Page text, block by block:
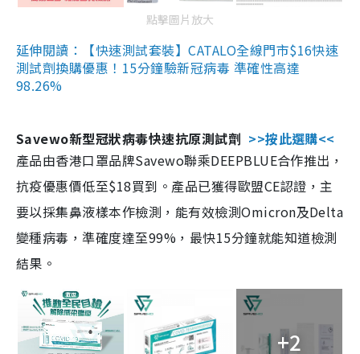
點擊圖片放大
延伸閱讀：【快速測試套裝】CATALO全線門市$16快速
測試劑換購優惠！15分鐘驗新冠病毒 準確性高達
98.26%
Savewo新型冠狀病毒快速抗原測試劑 >>按此選購<<
產品由香港口罩品牌Savewo聯乘DEEPBLUE合作推出，
抗疫優惠價低至$18買到。產品已獲得歐盟CE認證，主
要以採集鼻液樣本作檢測，能有效檢測Omicron及Delta
變種病毒，準確度達至99%，最快15分鐘就能知道檢測
結果。
+2